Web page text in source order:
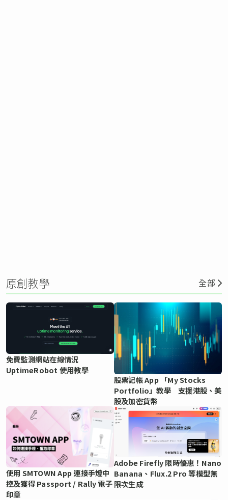
原創教學 全部
免費監測網站在線情況
UptimeRobot 使用教學
股票記帳 App 「My Stocks
Portfolio」教學 支援港股、美
股及加密貨幣
使用 SMTOWN App 連接手燈中
控及獲得 Passport / Rally 電子
印章
Adobe Firefly 限時優惠！Nano
Banana、Flux.2 Pro 等模型無
限次生成